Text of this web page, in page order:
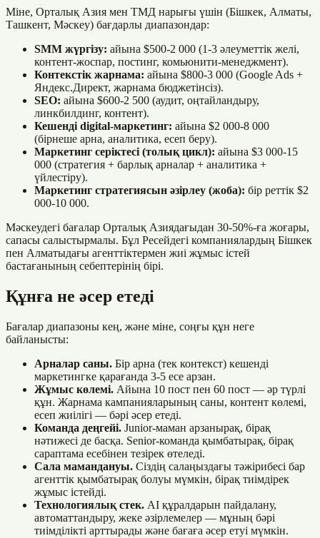
Міне, Орталық Азия мен ТМД нарығы үшін (Бішкек, Алматы,
Ташкент, Мәскеу) бағдарлы диапазондар:
SMM жүргізу: айына $500-2 000 (1-3 әлеуметтік желі,
контент-жоспар, постинг, комьюнити-менеджмент).
Контекстік жарнама: айына $800-3 000 (Google Ads +
Яндекс.Директ, жарнама бюджетінсіз).
SEO: айына $600-2 500 (аудит, оңтайландыру,
линкбилдинг, контент).
Кешенді digital-маркетинг: айына $2 000-8 000
(бірнеше арна, аналитика, есеп беру).
Маркетинг серіктесі (толық цикл): айына $3 000-15
000 (стратегия + барлық арналар + аналитика +
үйлестіру).
Маркетинг стратегиясын әзірлеу (жоба): бір реттік $2
000-10 000.
Мәскеудегі бағалар Орталық Азиядағыдан 30-50%-ға жоғары,
сапасы салыстырмалы. Бұл Ресейдегі компаниялардың Бішкек
пен Алматыдағы агенттіктермен жиі жұмыс істей
бастағанының себептерінің бірі.
Құнға не әсер етеді
Бағалар диапазоны кең, және міне, соңғы құн неге
байланысты:
Арналар саны. Бір арна (тек контекст) кешенді
маркетингке қарағанда 3-5 есе арзан.
Жұмыс көлемі. Айына 10 пост пен 60 пост — әр түрлі
құн. Жарнама кампанияларының саны, контент көлемі,
есеп жиілігі — бәрі әсер етеді.
Команда деңгейі. Junior-маман арзанырақ, бірақ
нәтижесі де басқа. Senior-команда қымбатырақ, бірақ
сараптама есебінен тезірек өтеледі.
Сала мамандануы. Сіздің салаңыздағы тәжірибесі бар
агенттік қымбатырақ болуы мүмкін, бірақ тиімдірек
жұмыс істейді.
Технологиялық стек. AI құралдарын пайдалану,
автоматтандыру, жеке әзірлемелер — мұның бәрі
тиімділікті арттырады және бағаға әсер етуі мүмкін.